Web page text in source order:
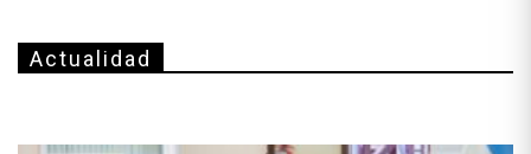
Actualidad